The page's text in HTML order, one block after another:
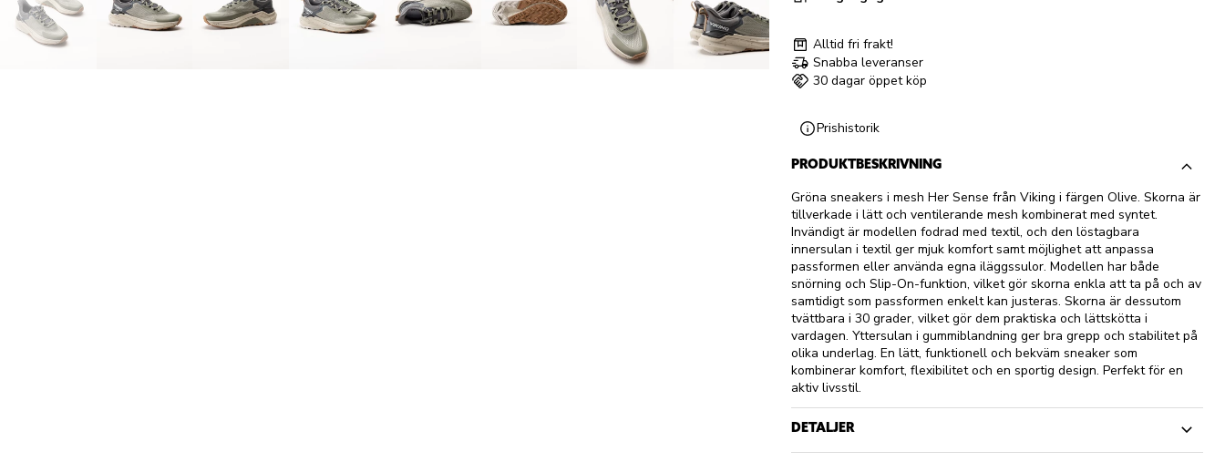
Alltid fri frakt!
Snabba leveranser
30 dagar öppet köp
Prishistorik
PRODUKTBESKRIVNING
Gröna sneakers i mesh Her Sense från Viking i färgen Olive. Skorna är
tillverkade i lätt och ventilerande mesh kombinerat med syntet.
Invändigt är modellen fodrad med textil, och den löstagbara
innersulan i textil ger mjuk komfort samt möjlighet att anpassa
passformen eller använda egna iläggssulor. Modellen har både
snörning och Slip-On-funktion, vilket gör skorna enkla att ta på och av
samtidigt som passformen enkelt kan justeras. Skorna är dessutom
tvättbara i 30 grader, vilket gör dem praktiska och lättskötta i
vardagen. Yttersulan i gummiblandning ger bra grepp och stabilitet på
olika underlag. En lätt, funktionell och bekväm sneaker som
kombinerar komfort, flexibilitet och en sportig design. Perfekt för en
aktiv livsstil.
DETALJER